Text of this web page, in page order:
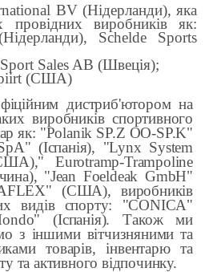
BV (Нідерланди), яка
провідних виробників як:
Schelde Sports
Sales AB (Швеція);
(США)
дистриб'ютором на
виробників спортивного
як: "Polanik SP.Z OO-SP.K"
(Іспанія), "Lynx System
Eurotramp-Trampoline
"Jean Foeldeak GmbH"
(США), виробників
видів спорту: "CONICA"
(Іспанія). Також ми
з іншими вітчизняними та
товарів, інвентарю та
та активного відпочинку.